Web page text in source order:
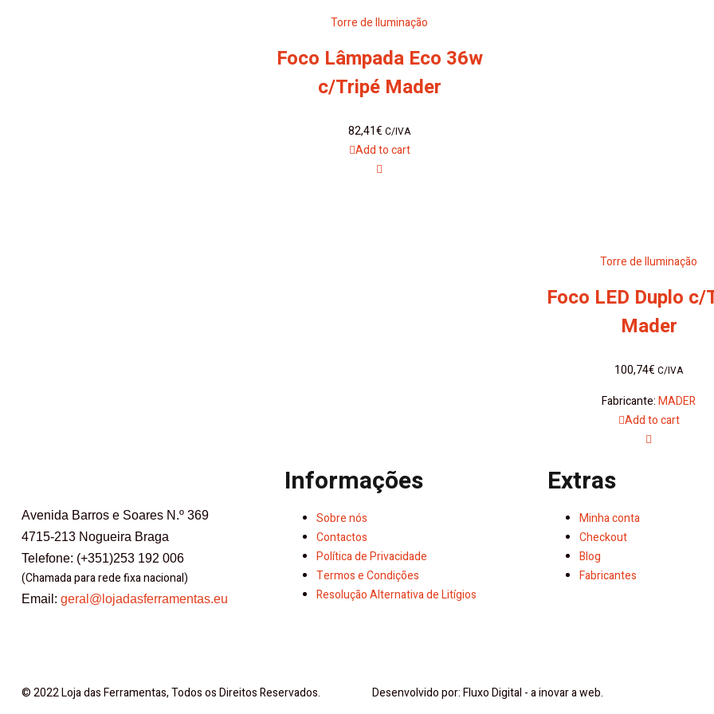
Torre de Iluminação
Foco Lâmpada Eco 36w
c/Tripé Mader
82,41€ C/IVA
Add to cart
Torre de Iluminação
Foco LED Duplo c/
Mader
100,74€ C/IVA
Fabricante:MADER
Add to cart
Avenida Barros e Soares N.º 369
4715-213 Nogueira Braga
Telefone: (+351)253 192 006
(Chamada para rede fixa nacional)
Email: geral@lojadasferramentas.eu
Informações
Sobre nós
Contactos
Política de Privacidade
Termos e Condições
Resolução Alternativa de Litígios
Extras
Minha conta
Checkout
Blog
Fabricantes
© 2022 Loja das Ferramentas, Todos os Direitos Reservados. Desenvolvido por: Fluxo Digital - a inovar a web.